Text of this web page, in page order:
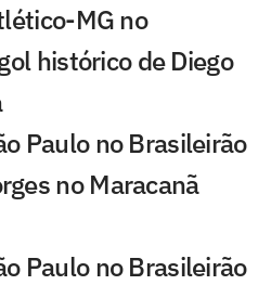
MG no
histórico de Diego
Paulo no Brasileirão
no Maracanã
Paulo no Brasileirão